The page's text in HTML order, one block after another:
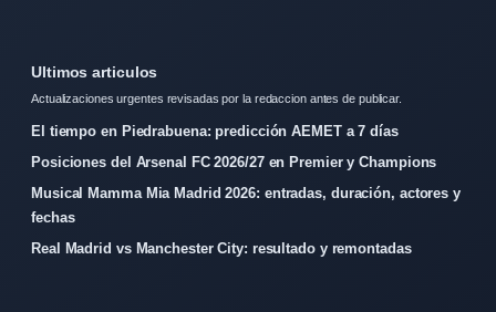
Ultimos articulos
Actualizaciones urgentes revisadas por la redaccion antes de publicar.
El tiempo en Piedrabuena: predicción AEMET a 7 días
Posiciones del Arsenal FC 2026/27 en Premier y Champions
Musical Mamma Mia Madrid 2026: entradas, duración, actores y
fechas
Real Madrid vs Manchester City: resultado y remontadas